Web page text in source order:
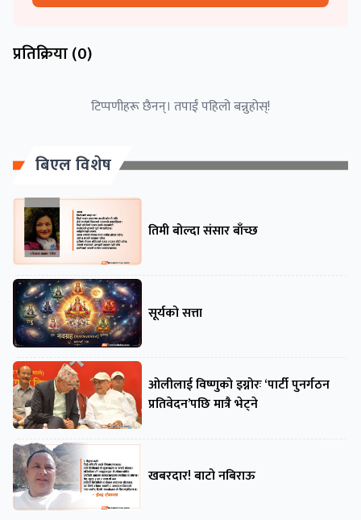
प्रतिक्रिया (0)
टिप्पणीहरू छैनन्। तपाईं पहिलो बन्नुहोस्!
बिएल विशेष
तिमी बोल्दा संसार बाँच्छ
सूर्यको सत्ता
ओलीलाई विष्णुको इग्नोरः ‘पार्टी पुनर्गठन
प्रतिवेदन’पछि मात्रै भेट्ने
खबरदार! बाटो नबिराऊ